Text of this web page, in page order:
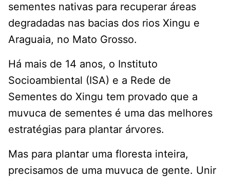
sementes nativas para recuperar áreas
degradadas nas bacias dos rios Xingu e
Araguaia, no Mato Grosso.
Há mais de 14 anos, o Instituto
Socioambiental (ISA) e a Rede de
Sementes do Xingu tem provado que a
muvuca de sementes é uma das melhores
estratégias para plantar árvores.
Mas para plantar uma floresta inteira,
precisamos de uma muvuca de gente. Unir